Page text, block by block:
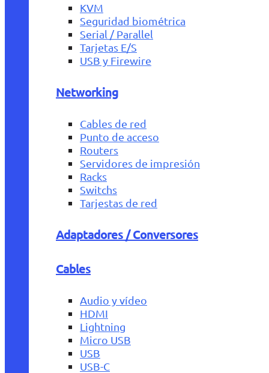
KVM
Seguridad biométrica
Serial / Parallel
Tarjetas E/S
USB y Firewire
Networking
Cables de red
Punto de acceso
Routers
Servidores de impresión
Racks
Switchs
Tarjestas de red
Adaptadores / Conversores
Cables
Audio y vídeo
HDMI
Lightning
Micro USB
USB
USB-C